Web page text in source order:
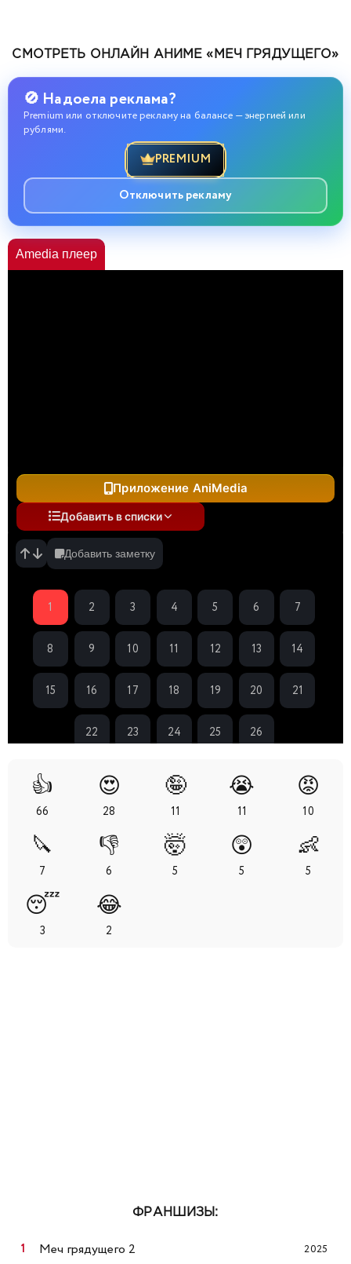
СМОТРЕТЬ ОНЛАЙН АНИМЕ «МЕЧ ГРЯДУЩЕГО»
🚫 Надоела реклама?
Premium или отключите рекламу на балансе — энергией или
рублями.
PREMIUM
Отключить рекламу
Amedia плеер
Приложение AniMedia
Добавить в списки
Добавить заметку
1 2 3 4 5 6 7
8 9 10 11 12 13 14
15 16 17 18 19 20 21
22 23 24 25 26
👍
66
😍
28
🤪
11
😭
11
😡
10
🔪
7
👎
6
🤯
5
😲
5
👶
5
😴
3
😂
2
ФРАНШИЗЫ:
Меч грядущего 2 2025